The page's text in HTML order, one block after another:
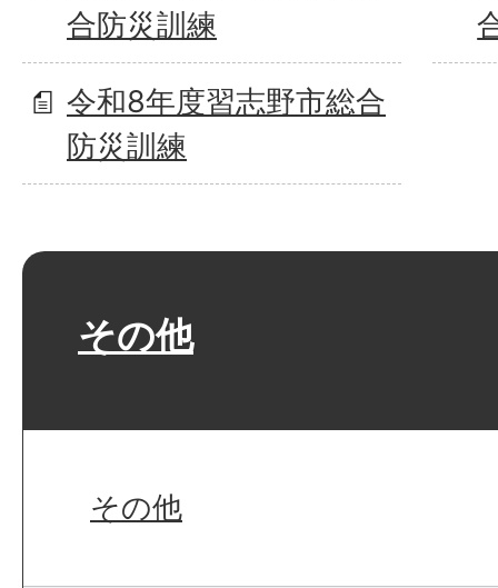
合防災訓練
令和8年度習志野市総合
防災訓練
その他
その他